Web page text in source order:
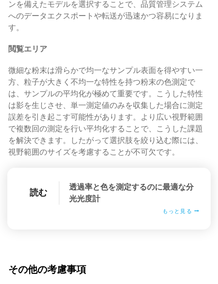
ンを備えたモデルを選択することで、品質管理システム
へのデータエクスポートや転送が迅速かつ容易になりま
す。
閲覧エリア
微細な粉末は滑らかで均一なサンプル表面を得やすい一
方、粒子が大きく不均一な特性を持つ粉末の色測定で
は、サンプルの平均化が極めて重要です。こうした特性
は影を生じさせ、単一測定値のみを収集した場合に測定
誤差を引き起こす可能性があります。より広い視野範囲
で複数回の測定を行い平均化することで、こうした課題
を解決できます。したがって選択肢を絞り込む際には、
視野範囲のサイズを考慮することが不可欠です。
読む
透過率と色を測定するのに最適な分
光光度計
もっと見る
その他の考慮事項